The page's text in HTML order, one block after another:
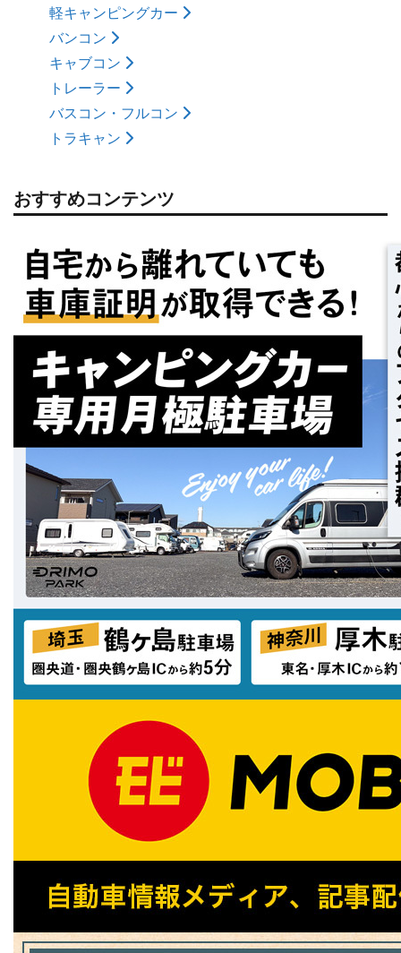
軽キャンピングカー
バンコン
キャブコン
トレーラー
バスコン・フルコン
トラキャン
おすすめコンテンツ